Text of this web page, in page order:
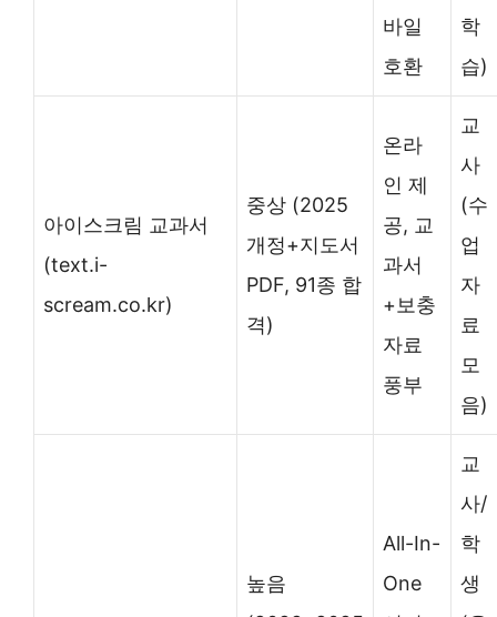
바일
호환
학
습)
아이스크림 교과서
(text.i-
scream.co.kr)
중상 (2025
개정+지도서
PDF, 91종 합
격)
온라
인 제
공, 교
과서
+보충
자료
풍부
교
사
(수
업
자
료
모
음)
높음
All-In-
One
교
사/
학
생